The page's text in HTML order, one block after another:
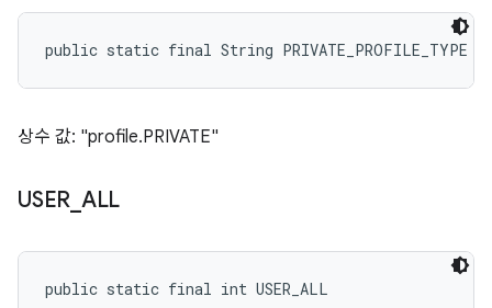
public static final String PRIVATE_PROFILE_TYPE
상수 값: "profile.PRIVATE"
USER ALL
public static final int USER_ALL